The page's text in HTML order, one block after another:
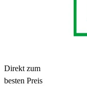
Direkt zum
besten Preis